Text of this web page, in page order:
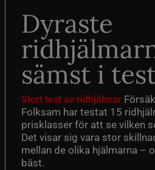
Dyraste
sämst i
Stort test av ridhjälmar
Folksam har testat 15
prisklasser för att se vilken
Det visar sig vara stor
mellan de olika hjälmarna –
bäst.